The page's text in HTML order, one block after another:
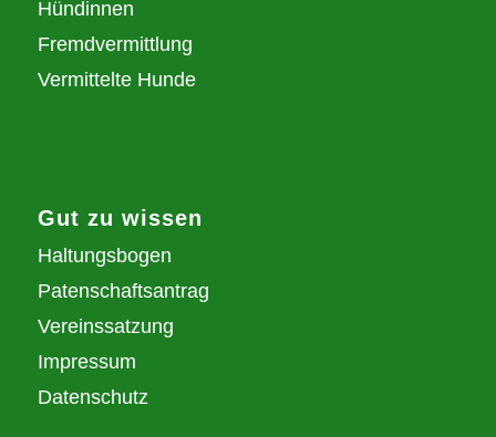
Hündinnen
Fremdvermittlung
Vermittelte Hunde
Gut zu wissen
Haltungsbogen
Patenschaftsantrag
Vereinssatzung
Impressum
Datenschutz